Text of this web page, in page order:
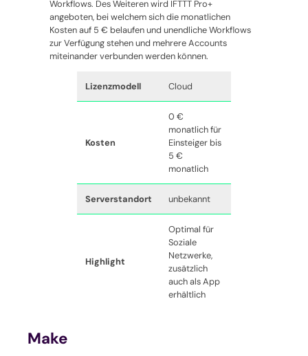
Workflows. Des Weiteren wird IFTTT Pro+
angeboten, bei welchem sich die monatlichen
Kosten auf 5 € belaufen und unendliche Workflows
zur Verfügung stehen und mehrere Accounts
miteinander verbunden werden können.
Lizenzmodell Cloud
Kosten
0 €
monatlich für
Einsteiger bis
5 €
monatlich
Serverstandort unbekannt
Highlight
Optimal für
Soziale
Netzwerke,
zusätzlich
auch als App
erhältlich
Make